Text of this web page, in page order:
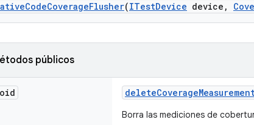
CodeCoverageFlusher(ITestDevice device ,
públicos
deleteCoverage
Borra las mediciones de